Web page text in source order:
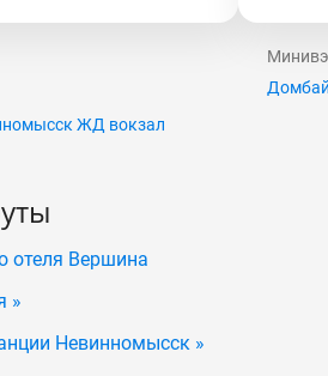
ЖД вокзал
отеля Вершина
»
Невинномысск »